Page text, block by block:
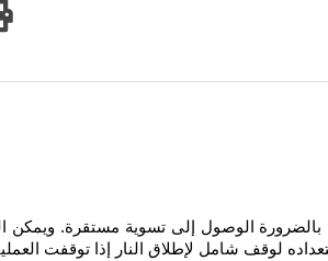
بالضرورة الوصول إلى تسوية مستقرة.
لوقف شامل لإطلاق النار إذا توقفت